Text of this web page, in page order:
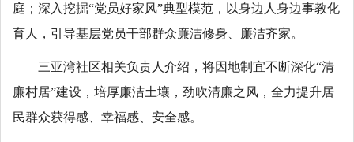
庭；深入挖掘“党员好家风”典型模范，以身边人身边事教化
育人，引导基层党员干部群众廉洁修身、廉洁齐家。
三亚湾社区相关负责人介绍，将因地制宜不断深化“清
廉村居”建设，培厚廉洁土壤，劲吹清廉之风，全力提升居
民群众获得感、幸福感、安全感。